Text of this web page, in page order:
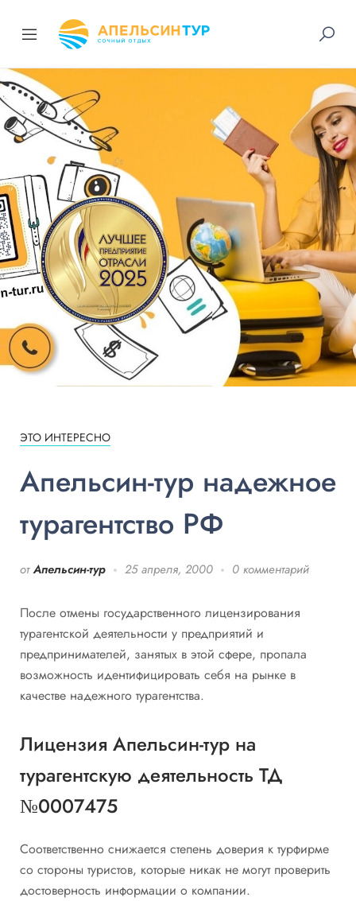
ЭТО ИНТЕРЕСНО
Апельсин-тур надежное
турагентство РФ
от Апельсин-тур 25 апреля, 2000 0 комментарий
После отмены государственного лицензирования
турагентской деятельности у предприятий и
предпринимателей, занятых в этой сфере, пропала
возможность идентифицировать себя на рынке в
качестве надежного турагентства.
Лицензия Апельсин-тур на
турагентскую деятельность ТД
№0007475
Соответственно снижается степень доверия к турфирме
со стороны туристов, которые никак не могут проверить
достоверность информации о компании.